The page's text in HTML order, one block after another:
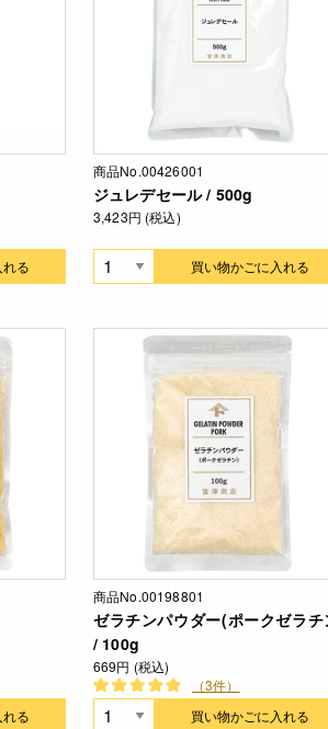
る
商品No.00426001
ジュレデセール / 500g
3,423円 (税込)
買い物かごに入れる
る
商品No.00198801
ゼラチンパウダー(ポークゼラチ
/ 100g
669円 (税込)
（3件）
買い物かごに入れる